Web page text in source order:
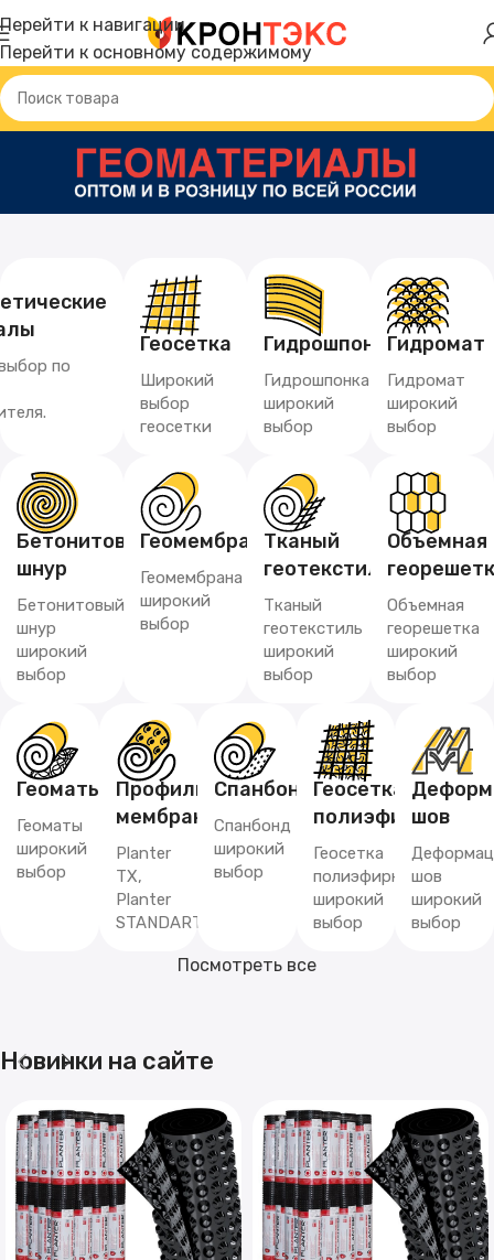
Перейти к навигации
Перейти к основному содержимому
по
Геосетка
Широкий
выбор
геосетки
Гидрошпонка
Гидрошпонка
широкий
выбор
Гидромат
Гидромат
широкий
выбор
Бетонитовый
шнур
Бетонитовый
шнур
широкий
выбор
Геомембрана
Геомембрана
широкий
выбор
Тканый
геотекстиль
Тканый
геотекстиль
широкий
выбор
Объемная
Объемная
георешетка
широкий
выбор
Геоматы
Геоматы
широкий
выбор
Профилированная
мембрана
Planter
TX,
Planter
STANDART
Спанбонд
Спанбонд
широкий
выбор
Геосетка
полиэфирная
Геосетка
полиэфирная
широкий
выбор
шов
шов
широкий
выбор
Посмотреть все
Новинки на сайте